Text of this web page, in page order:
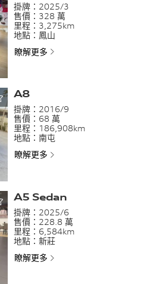
掛牌： 2025/3
售價： 328 萬
里程： 3,275km
地點： 鳳山
瞭解更多
A8
掛牌： 2016/9
售價： 68 萬
里程： 186,908km
地點： 南屯
瞭解更多
A5 Sedan
掛牌： 2025/6
售價： 228.8 萬
里程： 6,584km
地點： 新莊
瞭解更多